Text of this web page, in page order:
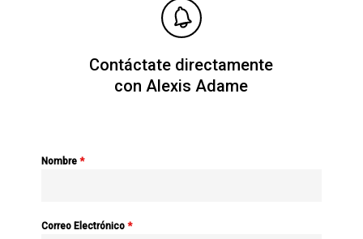
Contáctate directamente
con Alexis Adame
Nombre *
Correo Electrónico *